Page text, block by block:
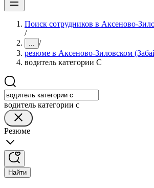
Поиск сотрудников в Аксеново-
/
... /
резюме в Аксеново-Зиловском
водитель категории C
водитель категории c
Резюме
Найти